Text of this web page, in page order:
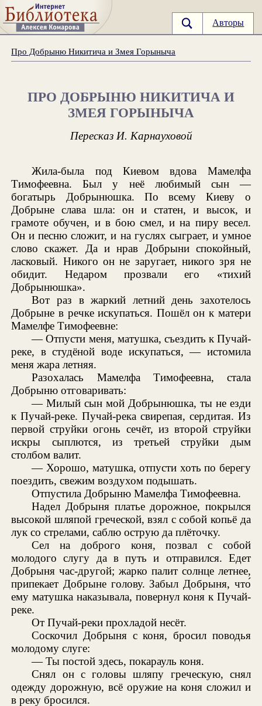
Авторы
Про Добрыню Никитича и Змея Горыныча
ПРО ДОБРЫНЮ НИКИТИЧА И
ЗМЕЯ ГОРЫНЫЧА
Пересказ И. Карнауховой
Жила-была под Киевом вдова Мамелфа
Тимофеевна. Был у неё любимый сын —
богатырь Добрынюшка. По всему Киеву о
Добрыне слава шла: он и статен, и высок, и
грамоте обучен, и в бою смел, и на пиру весел.
Он и песню сложит, и на гуслях сыграет, и умное
слово скажет. Да и нрав Добрыни спокойный,
ласковый. Никого он не заругает, никого зря не
обидит. Недаром прозвали его «тихий
Добрынюшка».
Вот раз в жаркий летний день захотелось
Добрыне в речке искупаться. Пошёл он к матери
Мамелфе Тимофеевне:
— Отпусти меня, матушка, съездить к Пучай-
реке, в студёной воде искупаться, — истомила
меня жара летняя.
Разохалась Мамелфа Тимофеевна, стала
Добрыню отговаривать:
— Милый сын мой Добрынюшка, ты не езди
к Пучай-реке. Пучай-река свирепая, сердитая. Из
первой струйки огонь сечёт, из второй струйки
искры сыплются, из третьей струйки дым
столбом валит.
— Хорошо, матушка, отпусти хоть по берегу
поездить, свежим воздухом подышать.
Отпустила Добрыню Мамелфа Тимофеевна.
Надел Добрыня платье дорожное, покрылся
высокой шляпой греческой, взял с собой копьё да
лук со стрелами, саблю острую да плёточку.
Сел на доброго коня, позвал с собой
молодого слугу да в путь и отправился. Едет
Добрыня час-другой; жарко палит солнце летнее,
припекает Добрыне голову. Забыл Добрыня, что́
ему матушка наказывала, повернул коня к Пучай-
реке.
От Пучай-реки прохладой несёт.
Соскочил Добрыня с коня, бросил поводья
молодому слуге:
— Ты постой здесь, покарауль коня.
Снял он с головы шляпу греческую, снял
одежду дорожную, всё оружие на коня сложил и
в реку бросился.